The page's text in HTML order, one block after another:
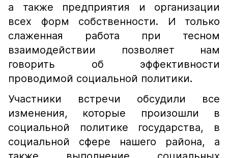
а также предприятия и организации
всех форм собственности. И только
слаженная работа при тесном
взаимодействии позволяет нам
говорить об эффективности
проводимой социальной политики.
Участники встречи обсудили все
изменения, которые произошли в
социальной политике государства, в
социальной сфере нашего района, а